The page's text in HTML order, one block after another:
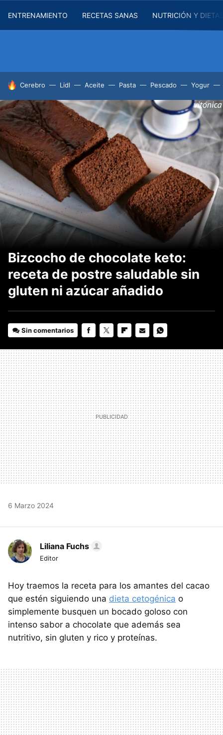
ENTRENAMIENTO RECETAS SANAS NUTRICIÓN Y
HOY SE HABLA DE
Cerebro Lidl Aceite Pasta Pescado Yogur
Bizcocho de chocolate keto:
receta de postre saludable sin
gluten ni azúcar añadido
Sin comentarios
MAIL
6 Marzo 2024
Liliana Fuchs
Editor
Hoy traemos la receta para los amantes del cacao
que estén siguiendo una dieta cetogénica o
simplemente busquen un bocado goloso con
intenso sabor a chocolate que además sea
nutritivo, sin gluten y rico y proteínas.